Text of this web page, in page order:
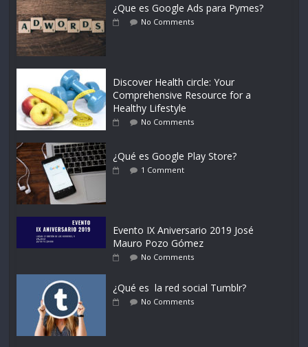
¿Que es Google Ads para Pymes?
No Comments
Discover Health circle: Your
Comprehensive Resource for a
Healthy Lifestyle
No Comments
¿Qué es Google Play Store?
1 Comment
Evento IX Aniversario 2019 José
Mauro Pozo Gómez
No Comments
¿Qué es la red social Tumblr?
No Comments